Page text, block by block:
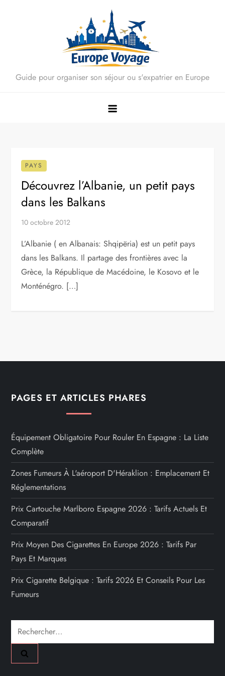
Guide pour organiser son séjour ou s'expatrier en Europe
PAYS
Découvrez l’Albanie, un petit pays
dans les Balkans
10 octobre 2012
L’Albanie ( en Albanais: Shqipëria) est un petit pays
dans les Balkans. Il partage des frontières avec la
Grèce, la République de Macédoine, le Kosovo et le
Monténégro. […]
PAGES ET ARTICLES PHARES
Équipement Obligatoire Pour Rouler En Espagne : La Liste
Complète
Zones Fumeurs À L'aéroport D'Héraklion : Emplacement Et
Réglementations
Prix Cartouche Marlboro Espagne 2026 : Tarifs Actuels Et
Comparatif
Prix Moyen Des Cigarettes En Europe 2026 : Tarifs Par
Pays Et Marques
Prix Cigarette Belgique : Tarifs 2026 Et Conseils Pour Les
Fumeurs
Rechercher :